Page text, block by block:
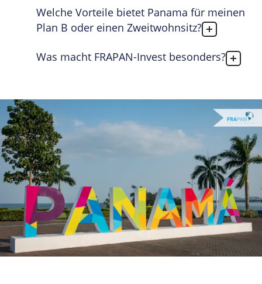
Welche Vorteile bietet Panama für meinen
Plan B oder einen Zweitwohnsitz?
Was macht FRAPAN-Invest besonders?